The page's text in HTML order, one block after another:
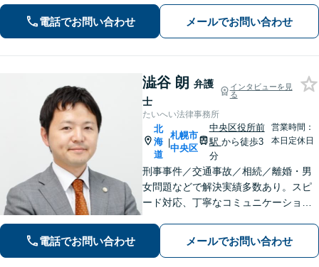
電話でお問い合わせ メールでお問い合わせ
澁谷 朗 弁護
士
インタビューを見
る
たいへい法律事務所
北
海
道
|
札幌市
中央区
中央区役所前
駅 から徒歩3
分
営業時間：
本日定休日
刑事事件／交通事故／相続／離婚・男
女問題などで解決実績多数あり。スピ
ード対応、丁寧なコミュニケーション
【初回無料相談】【速やかな対応】
【夜間土日祝日の相談可】
電話でお問い合わせ メールでお問い合わせ